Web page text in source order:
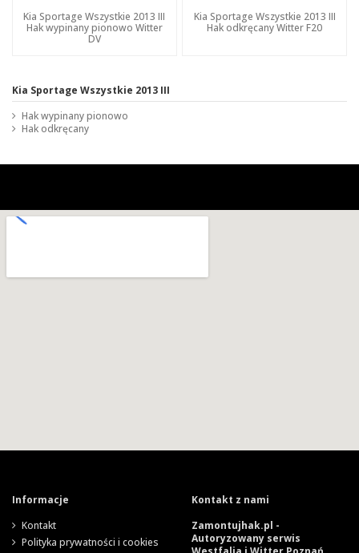
Kia Sportage Wszystkie 2013 III
Hak wypinany pionowo Witter
DV
Kia Sportage Wszystkie 2013 III
Hak odkręcany Witter F20
Kia Sportage Wszystkie 2013 III
Hak wypinany pionowo
Hak odkręcany
Informacje
Kontakt
Polityka prywatności i cookies
Kontakt z nami
Zamontujhak.pl -
Autoryzowany serwis